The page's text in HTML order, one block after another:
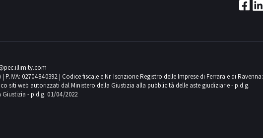
02704840392 | Codice fiscale e Nr. Iscrizione Registro delle Imprese di Ferrara e di Ravenna:
siti web autorizzati dal Ministero della Giustizia alla pubblicità delle aste giudiziarie - p.d.g.
- p.d.g. 01/04/2022